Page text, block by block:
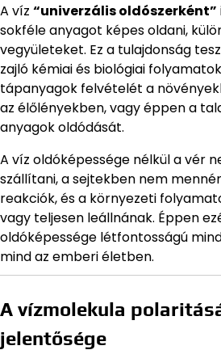
A víz “univerzális oldószerként”
sokféle anyagot képes oldani,
vegyületeket. Ez a tulajdonság
zajló kémiai és biológiai
tápanyagok felvételét a
az élőlényekben, vagy éppen a
anyagok oldódását.
A víz oldóképessége nélkül a vér
szállítani, a sejtekben nem
reakciók, és a környezeti
vagy teljesen leállnának. Éppen
oldóképessége létfontosságú
mind az emberi életben.
A vízmolekula
jelentősége